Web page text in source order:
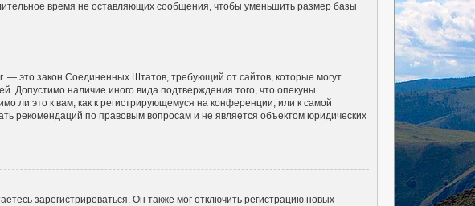
время не оставляющих сообщения, чтобы уменьшить размер базы
— это закон Соединенных Штатов, требующий от сайтов, которые могут
Допустимо наличие иного вида подтверждения того, что опекуны
это к вам, как к регистрирующемуся на конференции, или к самой
рекомендаций по правовым вопросам и не является объектом юридических
зарегистрироваться. Он также мог отключить регистрацию новых